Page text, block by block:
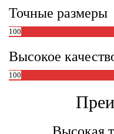
Точные размеры
100
Высокое
100